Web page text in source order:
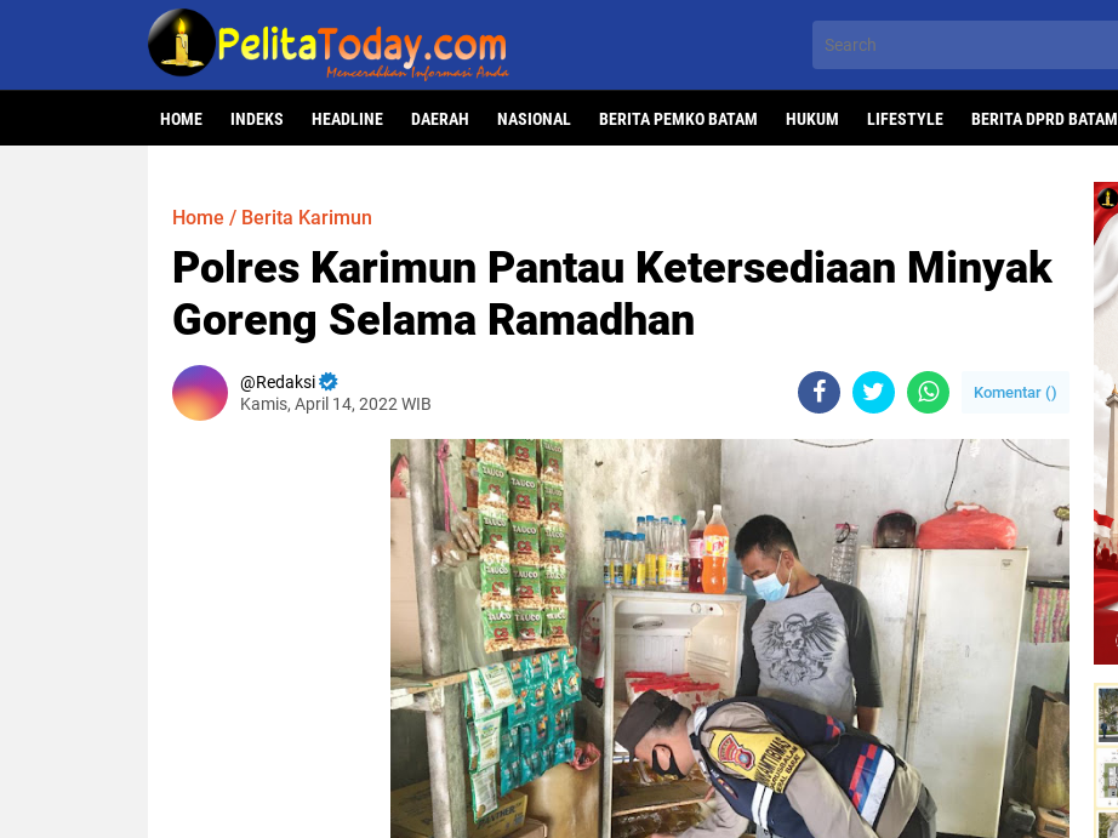
HOME INDEKS HEADLINE DAERAH NASIONAL BERITA PEMKO BATAM HUKUM LIFESTYLE BERITA DPRD BATAM
Home / Berita Karimun
Polres Karimun Pantau Ketersediaan Minyak
Goreng Selama Ramadhan
Redaksi
Kamis, April 14, 2022 WIB
Komentar ()